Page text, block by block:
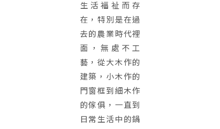
生活福祉而存
在，特別是在過
去的農業時代裡
面，無處不工
藝，從大木作的
建築，小木作的
門窗框到細木作
的傢俱，一直到
日常生活中的鍋